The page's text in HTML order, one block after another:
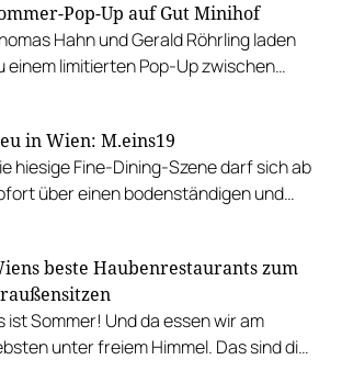
Pop-Up auf Gut Minihof
Hahn und Gerald Röhrling laden
einem limitierten Pop-Up zwischen
in Wien: M.eins19
hiesige Fine-Dining-Szene darf sich ab
über einen bodenständigen und
beste Haubenrestaurants zum
ist Sommer! Und da essen wir am
unter freiem Himmel. Das sind die